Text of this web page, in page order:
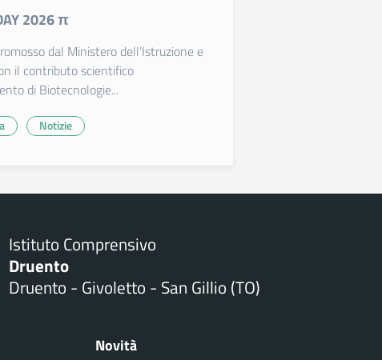
2026 π
dal Ministero dell’Istruzione e
il contributo scientifico
di Biotecnologie...
Notizie
Istituto Comprensivo
Druento
Druento - Givoletto - San Gillio (TO)
Novità